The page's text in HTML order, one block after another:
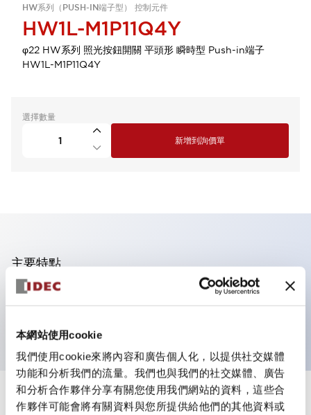
本網站使用cookie
我們使用cookie來將內容和廣告個人化，以提供社交媒體
功能和分析我們的流量。我們也與我們的社交媒體、廣告
和分析合作夥伴分享有關您使用我們網站的資料，這些合
作夥伴可能會將有關資料與您所提供給他們的其他資料或
HW系列（PUSH-IN端子型） 控制元件
HW1L-M1P11Q4Y
φ22 HW系列 照光按鈕開關 平頭形 瞬時型 Push-in端子
HW1L-M1P11Q4Y
選擇數量
新增到詢價單
主要特點
帶照明按鈕，平面操作，瞬時，推入式端子，塑膠面
規格 顯示全部